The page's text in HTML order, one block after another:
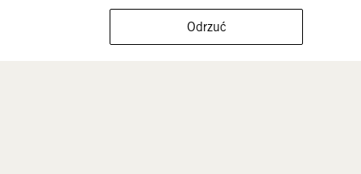
FILTRUJ ROZMIARY
Odrzuć